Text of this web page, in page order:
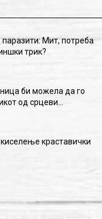
Мит, потреба
трик?
би можела да го
од срцеви…
киселење краставички